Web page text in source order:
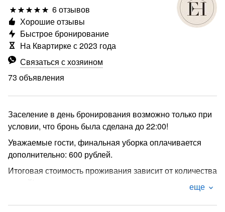
6 отзывов
Связаться с хозяином
73 объявления
Хорошие отзывы
Быстрое бронирование
На Квартирке с 2023 года
Заселение в день бронирования возможно только при
условии, что бронь была сделана до 22:00!
Уважаемые гости, финальная уборка оплачивается
дополнительно: 600 рублей.
Итоговая стоимость проживания зависит от количества
гостей!
еще